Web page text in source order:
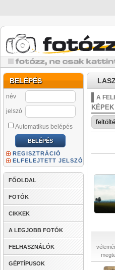
BELÉPÉS
név
jelszó
Automatikus belépés
REGISZTRÁCIÓ
ELFELEJTETT JELSZÓ
FŐOLDAL
FOTÓK
CIKKEK
A LEGJOBB FOTÓK
FELHASZNÁLÓK
GÉPTÍPUSOK
A